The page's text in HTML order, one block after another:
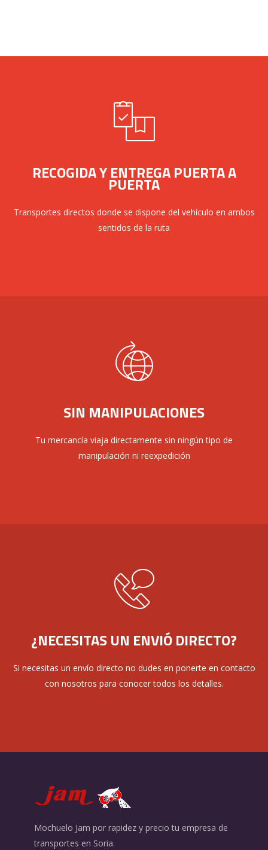
RECOGIDA Y ENTREGA PUERTA A
PUERTA
Transportes directos donde se dispone del vehículo en ambos
sentidos de la ruta
SIN MANIPULACIONES
Tu mercancía viaja directamente sin ningún tipo de
manipulación ni reexpedición
¿NECESITAS UN ENVIÓ DIRECTO?
Si necesitas un envío directo no dudes en ponerte en contacto
con nosotros para conocer todos los detalles.
Mochuelo Jam por rapidez y precio tu empresa de
transportes en Soria.